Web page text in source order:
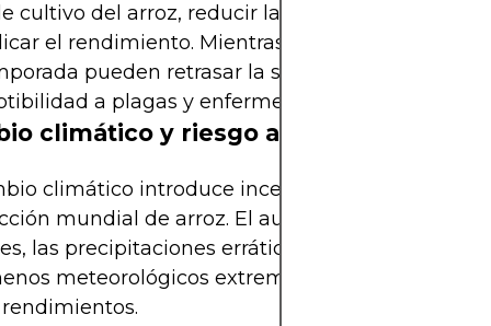
cultivo del arroz, reducir la calidad del grano y
el rendimiento. Mientras tanto, los frentes
pueden retrasar la siembra o aumentar
a plagas y enfermedades.
climático y riesgo a largo plazo
climático introduce incertidumbre a largo
mundial de arroz. El aumento de las
las precipitaciones erráticas y la mayor
meteorológicos extremos amenazan la